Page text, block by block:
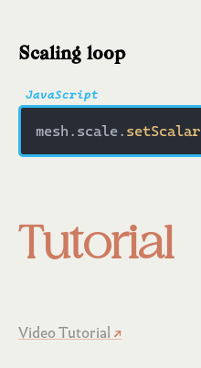
Scaling loop
mesh.scale. setScalar
Tutorial
Video Tutorial